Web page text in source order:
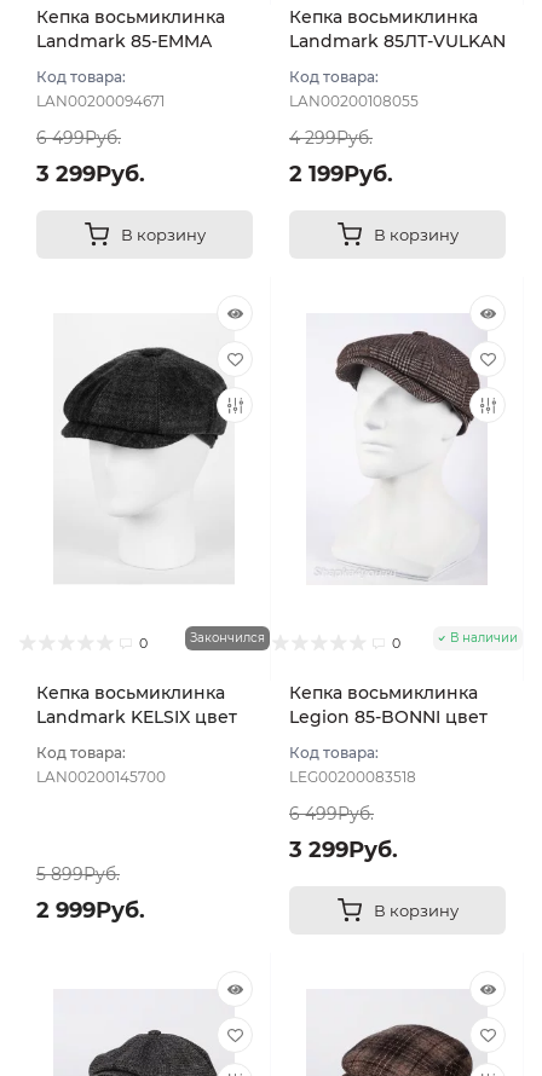
Кепка восьмиклинка
Landmark 85-EMMA
размер 59
Код товара:
LAN00200094671
6 499Руб.
3 299Руб.
В корзину
Кепка восьмиклинка
Landmark 85ЛТ-VULKAN
темный размер 57
Код товара:
LAN00200108055
4 299Руб.
2 199Руб.
В корзину
0 Закончился
Кепка восьмиклинка
Landmark KELSIX цвет
размер 59
Код товара:
LAN00200145700
5 899Руб.
2 999Руб.
0 В наличии
Кепка восьмиклинка
Legion 85-BONNI цвет
размер 58
Код товара:
LEG00200083518
6 499Руб.
3 299Руб.
В корзину